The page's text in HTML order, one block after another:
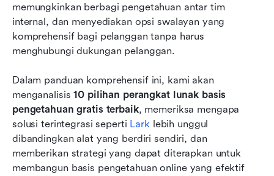
memungkinkan berbagi pengetahuan antar tim
internal, dan menyediakan opsi swalayan yang
komprehensif bagi pelanggan tanpa harus
menghubungi dukungan pelanggan.
Dalam panduan komprehensif ini, kami akan
menganalisis 10 pilihan perangkat lunak basis
pengetahuan gratis terbaik, memeriksa mengapa
solusi terintegrasi seperti Lark lebih unggul
dibandingkan alat yang berdiri sendiri, dan
memberikan strategi yang dapat diterapkan untuk
membangun basis pengetahuan online yang efektif